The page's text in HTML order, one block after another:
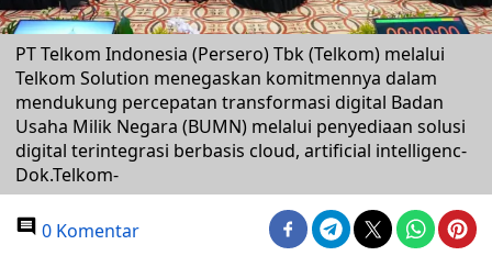
PT Telkom Indonesia (Persero) Tbk (Telkom) melalui
Telkom Solution menegaskan komitmennya dalam
mendukung percepatan transformasi digital Badan
Usaha Milik Negara (BUMN) melalui penyediaan solusi
digital terintegrasi berbasis cloud, artificial intelligenc-
Dok.Telkom-
0 Komentar